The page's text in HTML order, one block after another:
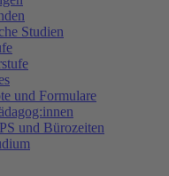
Studien
und Formulare
und Bürozeiten